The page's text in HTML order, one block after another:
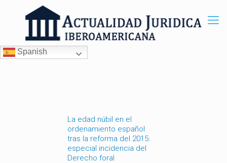
Spanish
La edad núbil en el
ordenamiento español
tras la reforma del 2015:
especial incidencia del
Derecho foral